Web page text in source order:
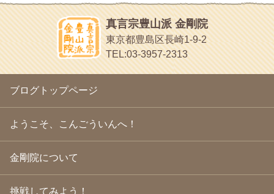
2010年6月(18)
2010年5月(22)
2010年4月(25)
2010年3月
(22)
2010年2月(23)
2010年1月(23)
(18)
2009年11月
(20)
2009年10月(20)
2009年9月 (20)
2009年6月(22)
2009年5月(20)
2009年4月
(24)
ほうげん日記
放言じゃなくて和尚さんの名前だよ
面白いサイトみつけたよ。
ヘェ～という感じ
chocolab.Air♪DIALY
ラブラドールのワンちゃんがかわいいよ
真言宗豊山派 金剛院
東京都豊島区長崎1-9-2
TEL:03-3957-2313
ブログトップページ
ようこそ、こんごういんへ！
金剛院について
挑戦してみよう！